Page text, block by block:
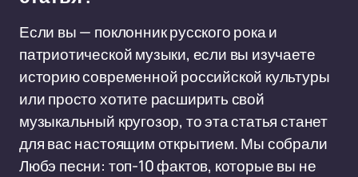
Если вы — поклонник русского рока и
патриотической музыки, если вы изучаете
историю современной российской культуры
или просто хотите расширить свой
музыкальный кругозор, то эта статья станет
для вас настоящим открытием. Мы собрали
Любэ песни: топ-10 фактов, которые вы не